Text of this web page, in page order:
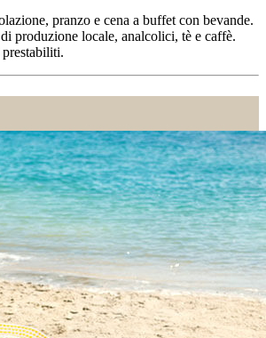
pranzo e cena a buffet con bevande.
produzione locale, analcolici, tè e caffè.